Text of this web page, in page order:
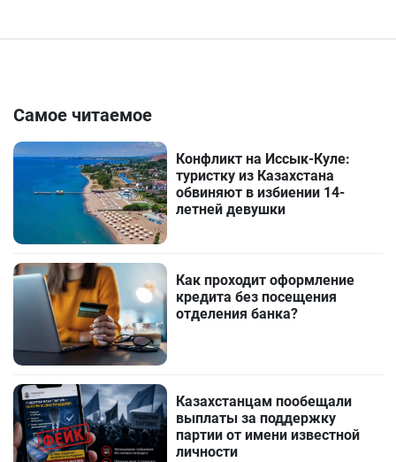
Самое читаемое
Конфликт на Иссык-Куле:
туристку из Казахстана
обвиняют в избиении 14-
летней девушки
Как проходит оформление
кредита без посещения
отделения банка?
Казахстанцам пообещали
выплаты за поддержку
партии от имени известной
личности